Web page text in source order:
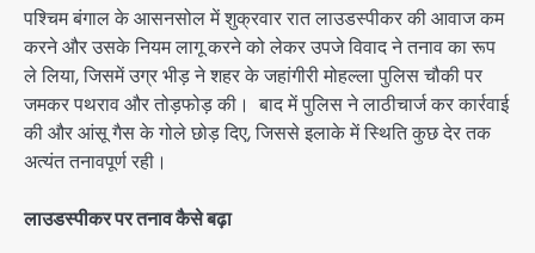
पश्चिम बंगाल के आसनसोल में शुक्रवार रात लाउडस्पीकर की आवाज कम
करने और उसके नियम लागू करने को लेकर उपजे विवाद ने तनाव का रूप
ले लिया, जिसमें उग्र भीड़ ने शहर के जहांगीरी मोहल्ला पुलिस चौकी पर
जमकर पथराव और तोड़फोड़ की। बाद में पुलिस ने लाठीचार्ज कर कार्रवाई
की और आंसू गैस के गोले छोड़ दिए, जिससे इलाके में स्थिति कुछ देर तक
अत्यंत तनावपूर्ण रही।
लाउडस्पीकर पर तनाव कैसे बढ़ा